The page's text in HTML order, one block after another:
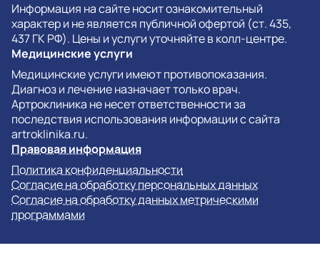
Информация на сайте носит ознакомительный
характер и не является публичной офертой (ст. 435,
437 ГК РФ). Цены и услуги уточняйте в колл-центре.
Медицинские услуги
Медицинские услуги имеют противопоказания.
Диагноз и лечение назначает только врач.
Артроклиника не несет ответственности за
последствия использования информации с сайта
artroklinika.ru.
Правовая информация
Политика конфиденциальности
Согласие на обработку персональных данных
Согласие на обработку данных метрическими
программами